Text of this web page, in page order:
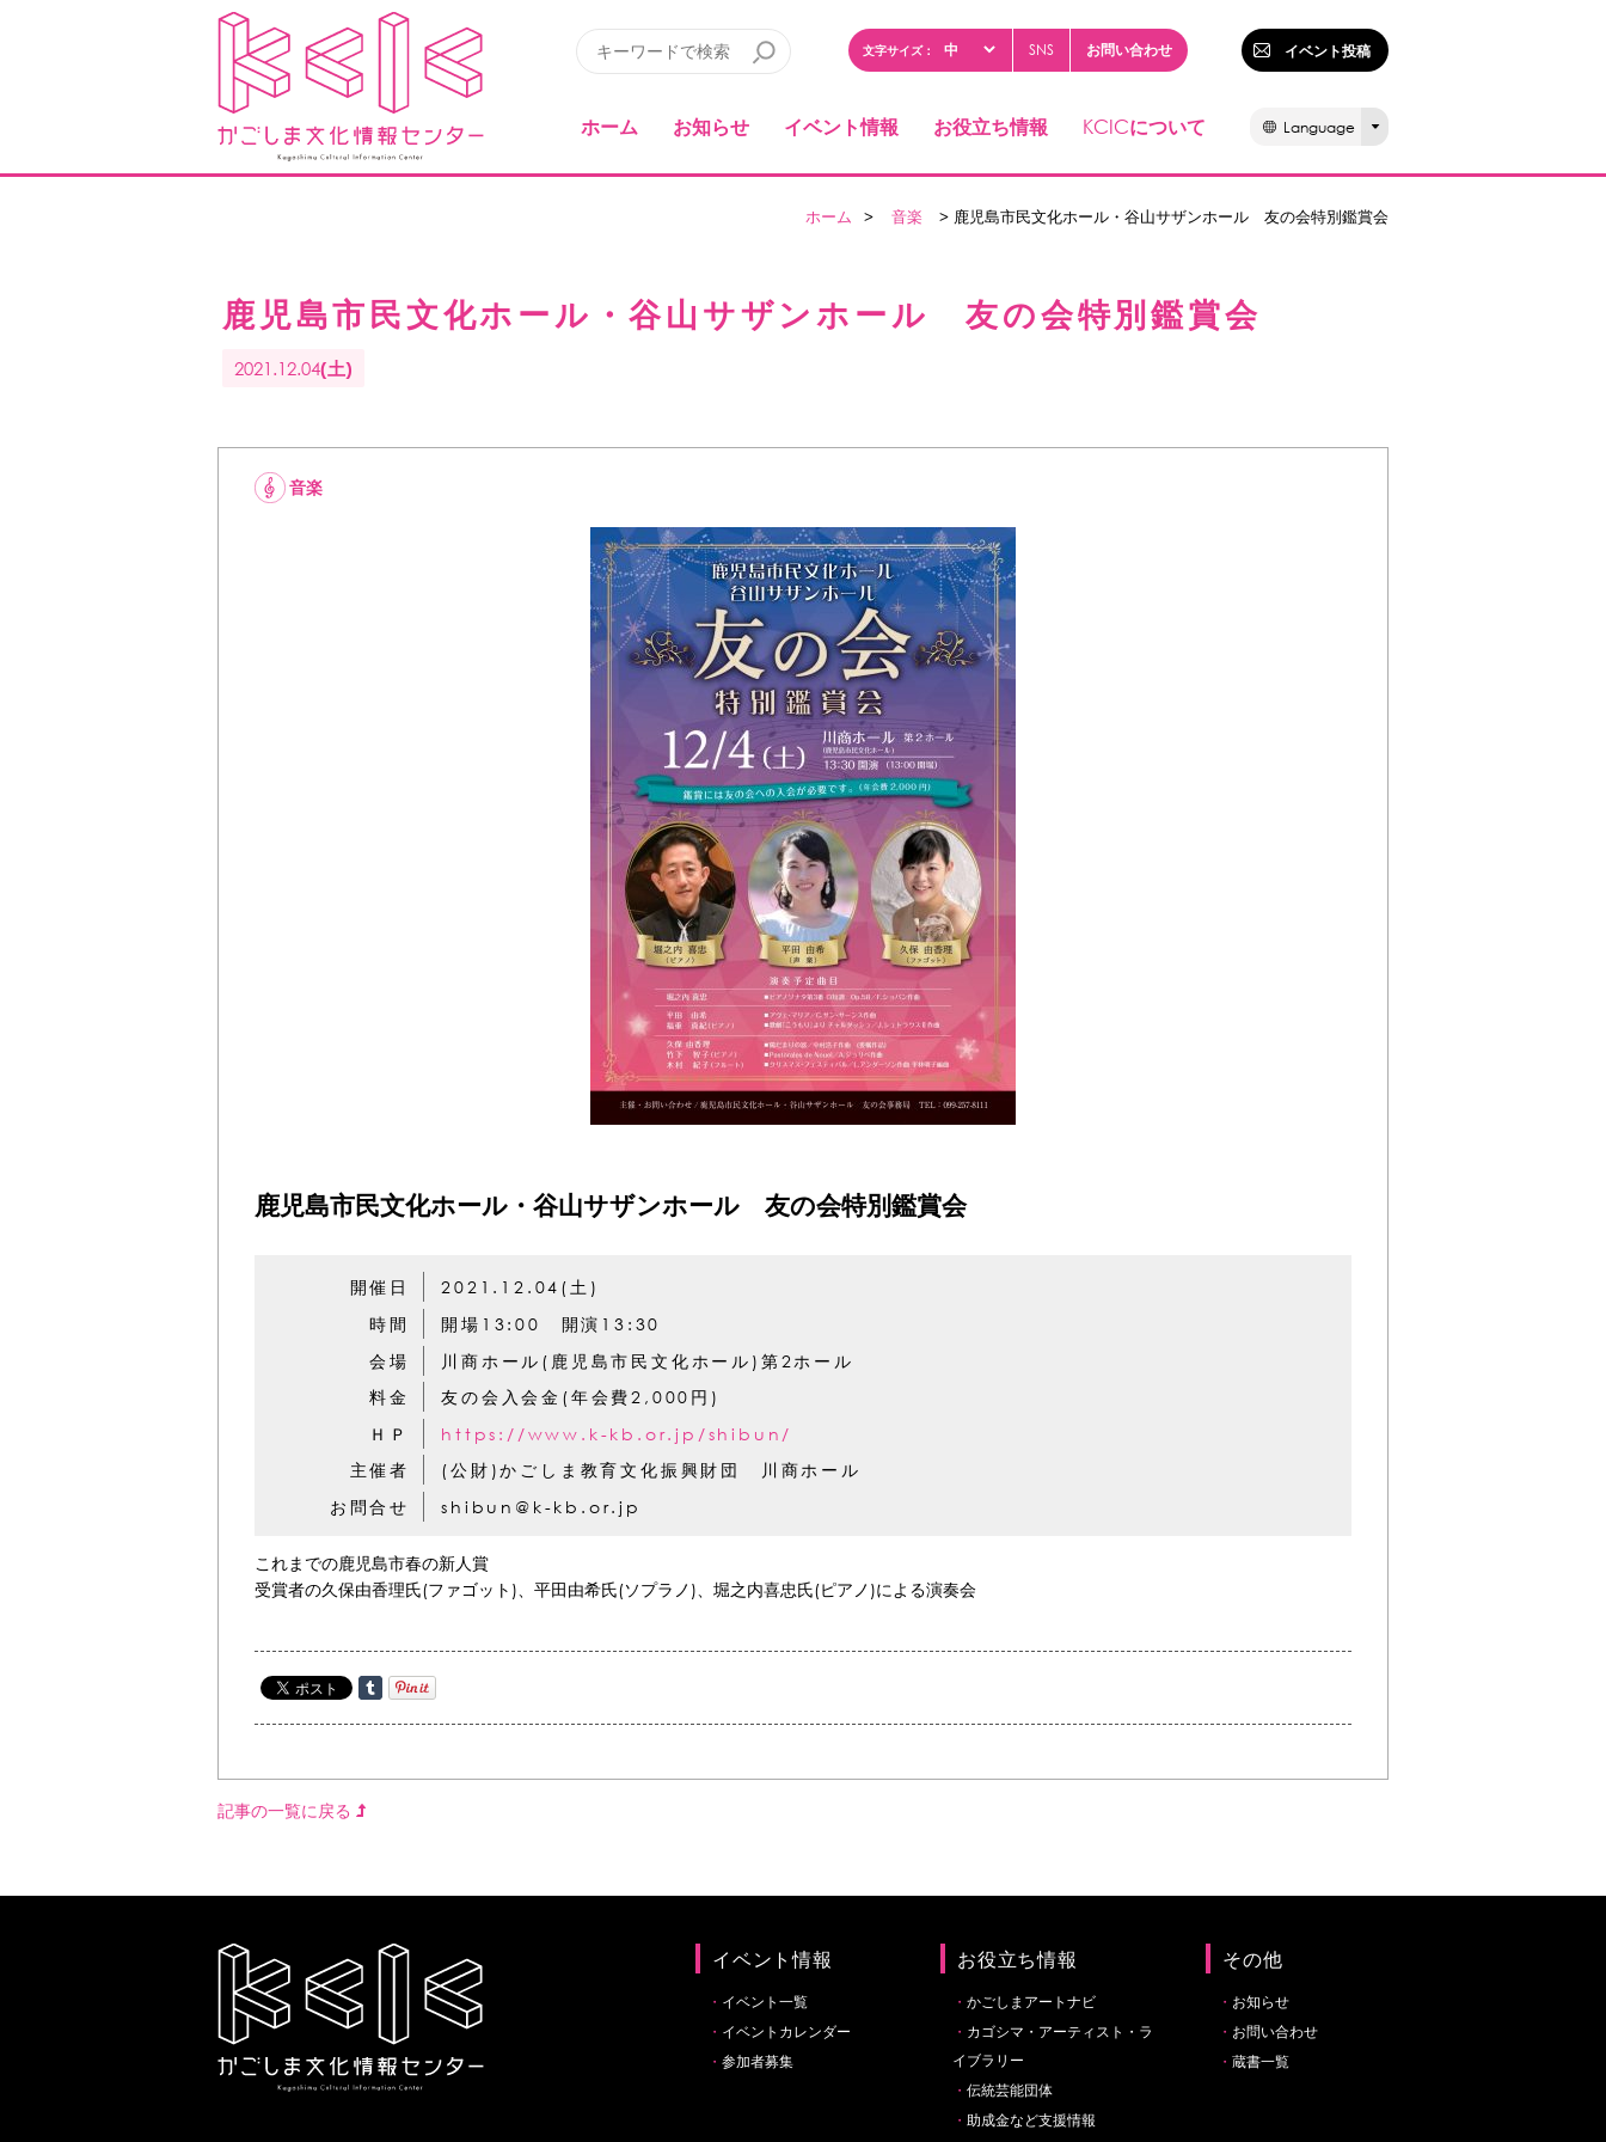
文字サイズ： SNS お問い合わせ イベント投稿
ホーム お知らせ イベント情報 お役立ち情報 KCICについて Language
ホーム > 音楽 > 鹿児島市民文化ホール・谷山サザンホール 友の会特別鑑賞会
鹿児島市民文化ホール・谷山サザンホール 友の会特別鑑賞会
2021.12.04(土)
音楽
鹿児島市民文化ホール・谷山サザンホール 友の会特別鑑賞会
開催日
2021.12.04(土)
時間
開場13:00 開演13:30
会場
川商ホール(鹿児島市民文化ホール)第2ホール
料金
友の会入会金(年会費2,000円)
ＨＰ
https://www.k-kb.or.jp/shibun/
主催者
(公財)かごしま教育文化振興財団 川商ホール
お問合せ
shibun@k-kb.or.jp
これまでの鹿児島市春の新人賞
受賞者の久保由香理氏(ファゴット)、平田由希氏(ソプラノ)、堀之内喜忠氏(ピアノ)による演奏会
記事の一覧に戻る
イベント情報
イベント一覧
イベントカレンダー
参加者募集
お役立ち情報
かごしまアートナビ
カゴシマ・アーティスト・ラ
イブラリー
伝統芸能団体
助成金など支援情報
その他
お知らせ
お問い合わせ
蔵書一覧